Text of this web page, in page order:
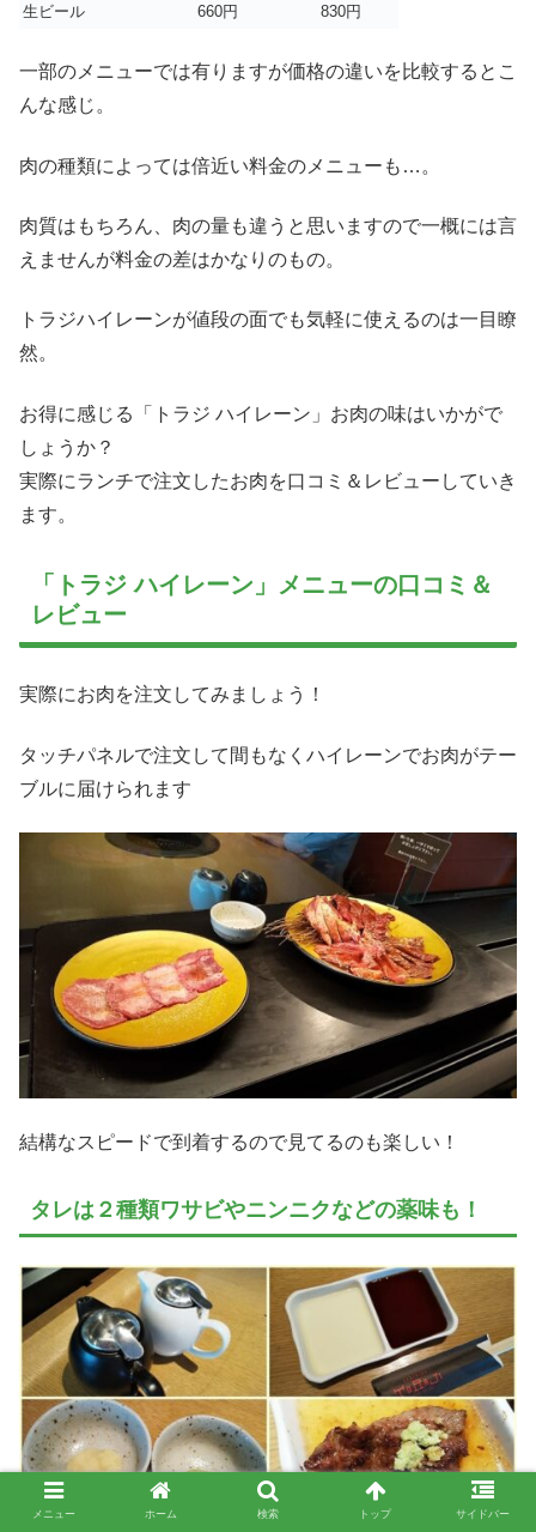
生ビール 660円 830円
一部のメニューでは有りますが価格の違いを比較するとこ
んな感じ。
肉の種類によっては倍近い料金のメニューも…。
肉質はもちろん、肉の量も違うと思いますので一概には言
えませんが料金の差はかなりのもの。
トラジハイレーンが値段の面でも気軽に使えるのは一目瞭
然。
お得に感じる「トラジ ハイレーン」お肉の味はいかがで
しょうか？
実際にランチで注文したお肉を口コミ＆レビューしていき
ます。
「トラジ ハイレーン」メニューの口コミ＆
レビュー
実際にお肉を注文してみましょう！
タッチパネルで注文して間もなくハイレーンでお肉がテー
ブルに届けられます
結構なスピードで到着するので見てるのも楽しい！
タレは２種類ワサビやニンニクなどの薬味も！
メニュー ホーム 検索 トップ サイドバー